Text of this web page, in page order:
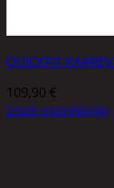
QUICKFIT
109,90 €
Lisää ostoskoriin